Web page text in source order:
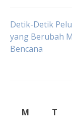
Post
Detik-Detik
yang Berubah
Bencana
M
T